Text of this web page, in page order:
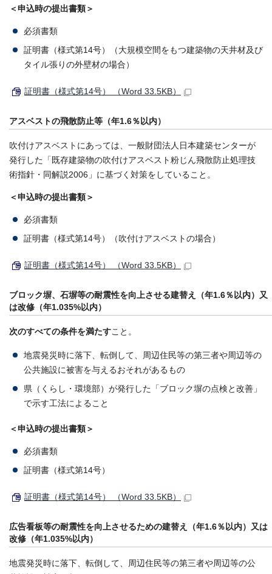
＜申込時の提出書類＞
必須書類
証明書（様式第14号）（大規模空間をもつ建築物の天井材及び
タイル張りの外壁材の場合）
証明書（様式第14号） （Word 33.5KB）
アスベストの飛散防止等（年1.6％以内）
吹付けアスベストにあっては、一般財団法人日本建築センターが
発行した「既存建築物の吹付けアスベスト粉じん飛散防止処理技
術指針・同解説2006」に基づく対策をしていること。
＜申込時の提出書類＞
必須書類
証明書（様式第14号）（吹付けアスベストの場合）
証明書（様式第14号） （Word 33.5KB）
ブロック塀、石塀等の耐震性を向上させる建替え（年1.6％以内）又
は改修（年1.035%以内）
次のすべての条件を満たすこと。
地震発災時に落下、転倒して、周辺住民等の第三者や周辺等の
公共施設に被害を与えるおそれがあるもの
県（くらし・環境部）が発行した「ブロック塀の点検と改善」
で示す工法によること
＜申込時の提出書類＞
必須書類
証明書（様式第14号）
証明書（様式第14号） （Word 33.5KB）
広告看板等の耐震性を向上させるための建替え（年1.6％以内）又は
改修（年1.035%以内）
地震発災時に落下、転倒して、周辺住民等の第三者や周辺等の公